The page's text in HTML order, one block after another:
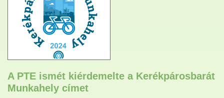
A PTE ismét kiérdemelte a Kerékpárosbarát
Munkahely címet